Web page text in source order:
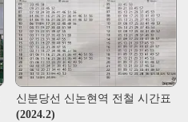
신분당선 신논현역 전철 시간표
(2024.2)